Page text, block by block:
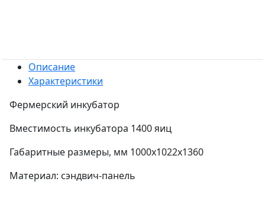
Описание
Характеристики
Фермерский инкубатор
Вместимость инкубатора 1400 яиц
Габаритные размеры, мм 1000х1022х1360
Материал: сэндвич-панель